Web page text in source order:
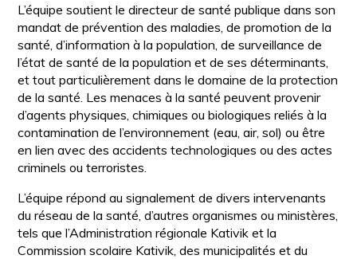
L’équipe soutient le directeur de santé publique dans son
mandat de prévention des maladies, de promotion de la
santé, d’information à la population, de surveillance de
l’état de santé de la population et de ses déterminants,
et tout particulièrement dans le domaine de la protection
de la santé. Les menaces à la santé peuvent provenir
d’agents physiques, chimiques ou biologiques reliés à la
contamination de l’environnement (eau, air, sol) ou être
en lien avec des accidents technologiques ou des actes
criminels ou terroristes.
L’équipe répond au signalement de divers intervenants
du réseau de la santé, d’autres organismes ou ministères,
tels que l’Administration régionale Kativik et la
Commission scolaire Kativik, des municipalités et du